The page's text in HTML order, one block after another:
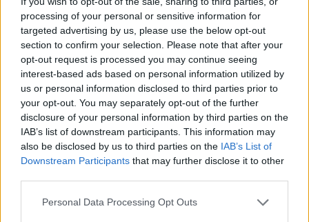
processing of your personal or sensitive information for
targeted advertising by us, please use the below opt-out
section to confirm your selection. Please note that after your
opt-out request is processed you may continue seeing
interest-based ads based on personal information utilized by
us or personal information disclosed to third parties prior to
your opt-out. You may separately opt-out of the further
disclosure of your personal information by third parties on the
IAB’s list of downstream participants. This information may
also be disclosed by us to third parties on the IAB’s List of
Downstream Participants that may further disclose it to other
Personal Data Processing Opt Outs
ilyenek vagyunk, nekünk ez az
értékrendünk. Ez viszont rugalmasan
szoros családi kapcsolatot feltételez.